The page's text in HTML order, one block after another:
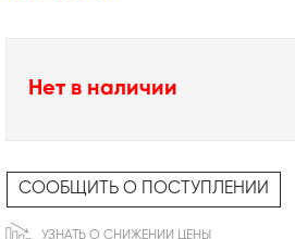
Нет в наличии
СООБЩИТЬ О ПОСТУПЛЕНИИ
УЗНАТЬ О СНИЖЕНИИ ЦЕНЫ